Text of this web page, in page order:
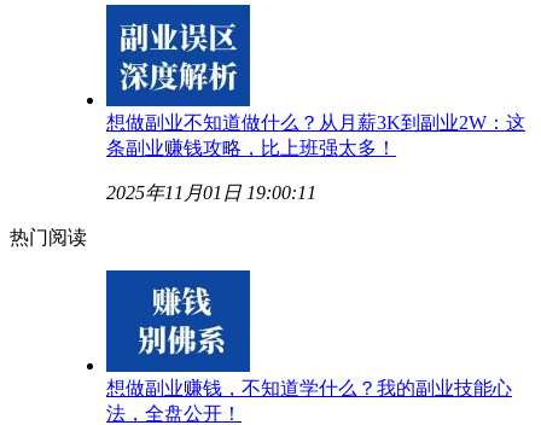
想做副业不知道做什么？从月薪3K到副业2W：这
条副业赚钱攻略，比上班强太多！
2025年11月01日 19:00:11
热门阅读
想做副业赚钱，不知道学什么？我的副业技能心
法，全盘公开！